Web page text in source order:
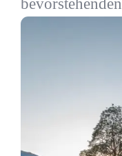
bevorstehenden